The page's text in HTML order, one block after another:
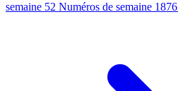
semaine 52 Numéros de semaine 1876